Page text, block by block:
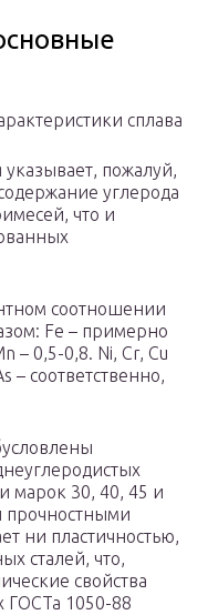
сплава
пожалуй,
углерода
что и
соотношении
Fe – примерно
– 0,5-0,8. Ni, Cr, Cu
– соответственно,
марок 30, 40, 45 и
прочностными
ни пластичностью,
сталей, что,
свойства
ГОСТа 1050-88